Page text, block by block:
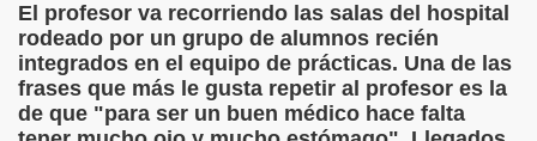
El profesor va recorriendo las salas del hospital
rodeado por un grupo de alumnos recién
integrados en el equipo de prácticas. Una de las
frases que más le gusta repetir al profesor es la
de que "para ser un buen médico hace falta